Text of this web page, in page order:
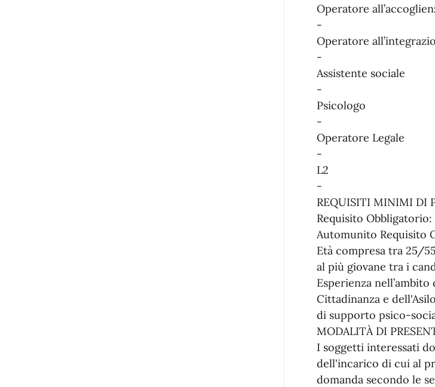
Operatore
-
Operatore
-
Assistente sociale
-
Psicologo
-
Operatore Legale
-
L2
-
REQUISITI MINIMI DI
Requisito
Automunito Requisito
Età compresa tra 25/
al più giovane tra i
Esperienza
Cittadinanza e
di supporto psico-
MODALITÀ DI
I soggetti interessati
dell'incarico di cui al
domanda secondo le